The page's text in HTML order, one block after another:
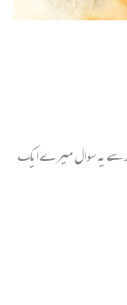
سے یہ سوال میرے ایک